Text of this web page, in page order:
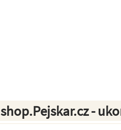
shop.Pejskar.cz -